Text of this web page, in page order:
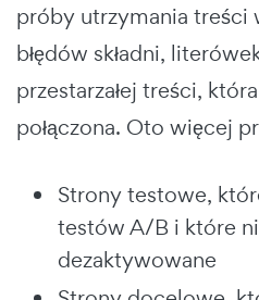
próby utrzymania treści
błędów składni,
przestarzałej treści,
połączona. Oto więcej
Strony testowe,
testów A/B i które
dezaktywowane